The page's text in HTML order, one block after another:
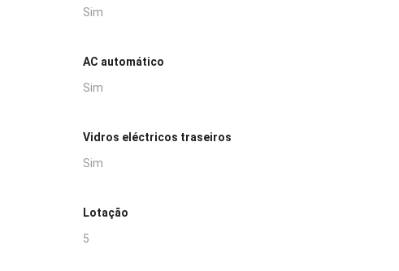
Sim
AC automático
Sim
Vidros eléctricos traseiros
Sim
Lotação
5